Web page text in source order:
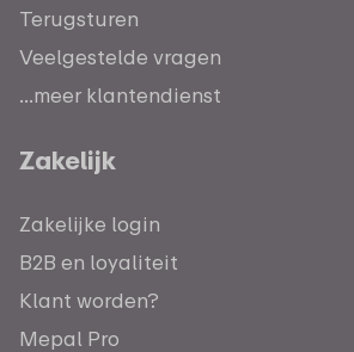
Terugsturen
Veelgestelde vragen
...meer klantendienst
Zakelijk
Zakelijke login
B2B en loyaliteit
Klant worden?
Mepal Pro